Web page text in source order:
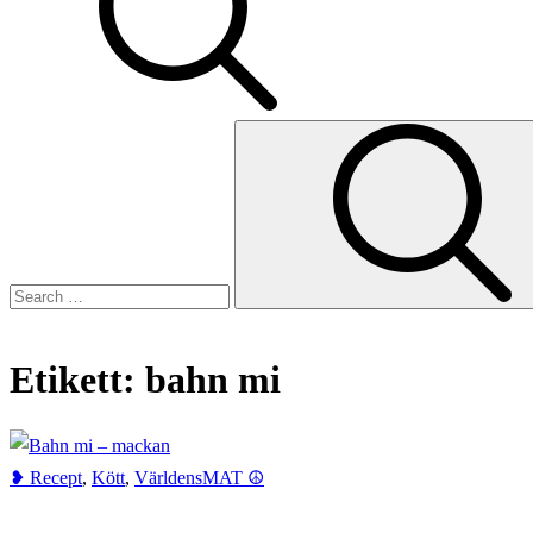
Home
mi
Etikett: bahn mi
❥ Recept, Kött, VärldensMAT ☮︎